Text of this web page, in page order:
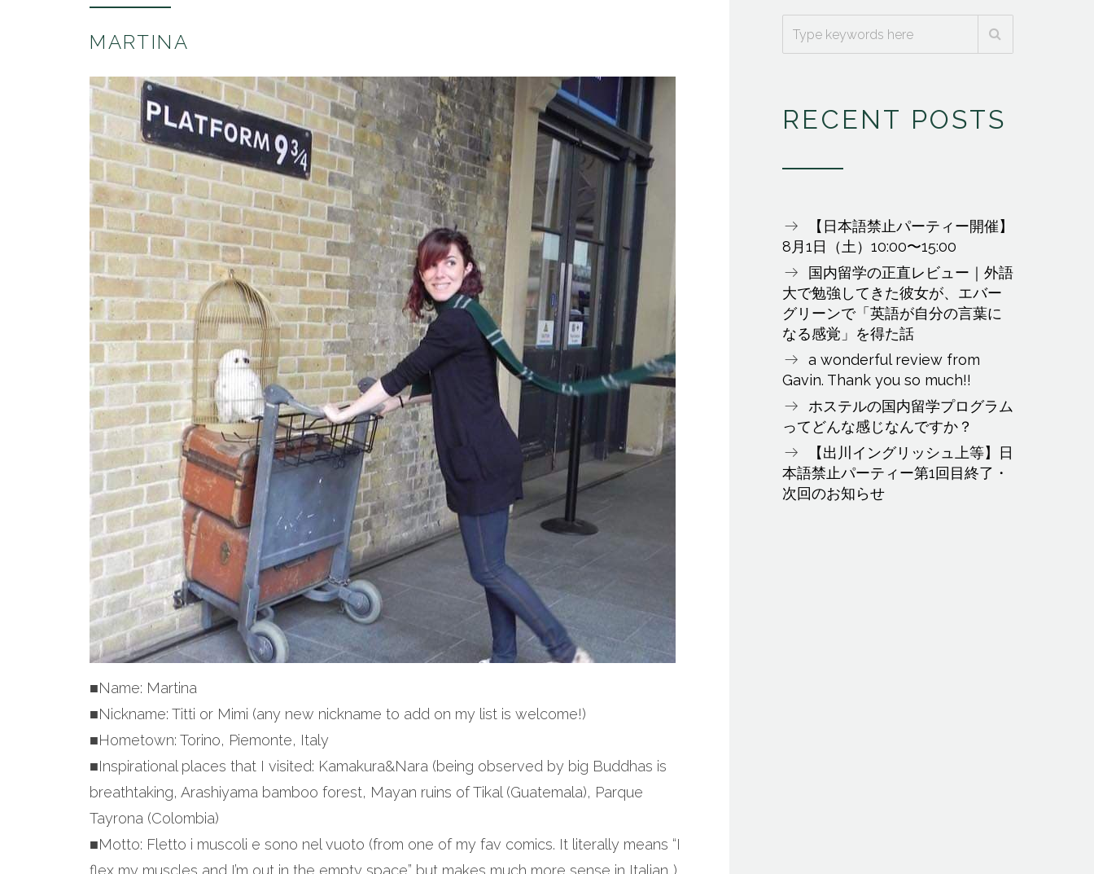
MARTINA
■Name: Martina
■Nickname: Titti or Mimi (any new nickname to add on my list is welcome!)
■Hometown: Torino, Piemonte, Italy
■Inspirational places that I visited: Kamakura&Nara (being observed by big Buddhas is
breathtaking, Arashiyama bamboo forest, Mayan ruins of Tikal (Guatemala), Parque
Tayrona (Colombia)
■Motto: Fletto i muscoli e sono nel vuoto (from one of my fav comics. It literally means “I
RECENT POSTS
【日本語禁止パーティー開催】
8月1日（土）10:00〜15:00
国内留学の正直レビュー｜外語
大で勉強してきた彼女が、エバー
グリーンで「英語が自分の言葉に
なる感覚」を得た話
a wonderful review from
Gavin. Thank you so much!!
ホステルの国内留学プログラム
ってどんな感じなんですか？
【出川イングリッシュ上等】日
本語禁止パーティー第1回目終了・
次回のお知らせ